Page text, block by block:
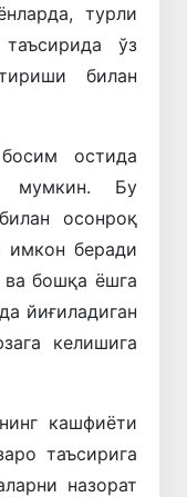
турли
ўз
билан
остида
мумкин. Бу
осонроқ
имкон беради
ва бошқа ёшга
йиғиладиган
келишига
кашфиёти
таъсирига
назорат